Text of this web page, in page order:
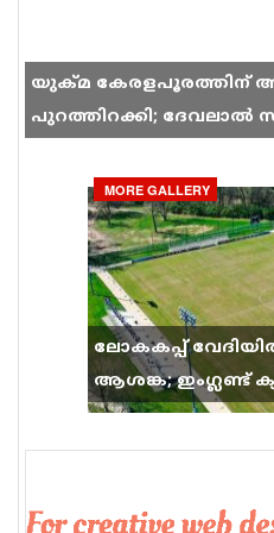
യുക്മ കേരളപൂരത്തിന്
പുറത്തിറക്കി; ദേവലാൽ
MORE GALLERY
ലോകകപ്പ്
ആശങ്ക; ഇംഗ്ലണ്ട്
വെടിവെപ്പ്, 9